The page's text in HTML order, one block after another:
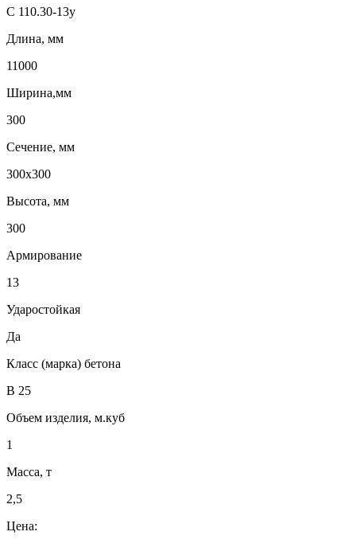
С 110.30-13у
Длина, мм
11000
Ширина,мм
300
Сечение, мм
300х300
Высота, мм
300
Армирование
13
Ударостойкая
Да
Класс (марка) бетона
В 25
Объем изделия, м.куб
1
Масса, т
2,5
Цена: